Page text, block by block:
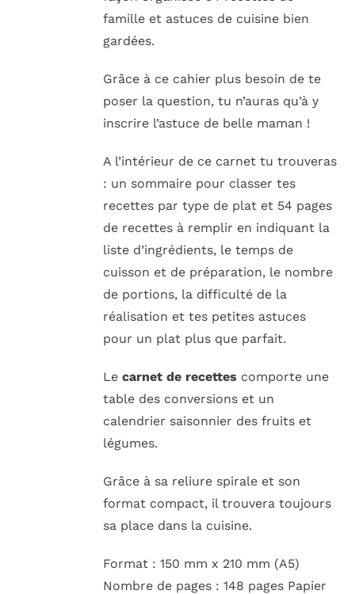
famille et astuces de cuisine bien
gardées.
Grâce à ce cahier plus besoin de te
poser la question, tu n’auras qu’à y
inscrire l’astuce de belle maman !
A l’intérieur de ce carnet tu trouveras
: un sommaire pour classer tes
recettes par type de plat et 54 pages
de recettes à remplir en indiquant la
liste d’ingrédients, le temps de
cuisson et de préparation, le nombre
de portions, la difficulté de la
réalisation et tes petites astuces
pour un plat plus que parfait.
Lecarnet de recettes comporte une
table des conversions et un
calendrier saisonnier des fruits et
légumes.
Grâce à sa reliure spirale et son
format compact, il trouvera toujours
sa place dans la cuisine.
Format : 150 mm x 210 mm (A5)
Nombre de pages : 148 pages Papier